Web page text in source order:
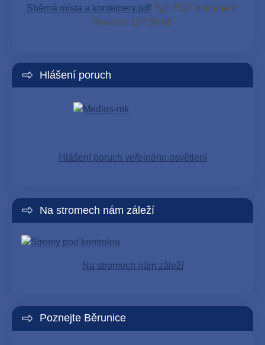
Sběrná místa a kontejnery.pdfTyp: PDF dokument,
Velikost: 127.59 kB
Hlášení poruch
Hlášení poruch veřejného osvětlení
Na stromech nám záleží
Na stromech nám záleží
Poznejte Běrunice